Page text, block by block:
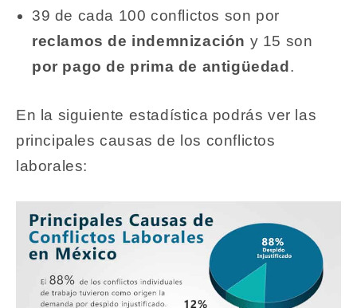
39 de cada 100 conflictos son por
reclamos de indemnización y 15 son
por pago de prima de antigüedad .
En la siguiente estadística podrás ver las
principales causas de los conflictos
laborales: